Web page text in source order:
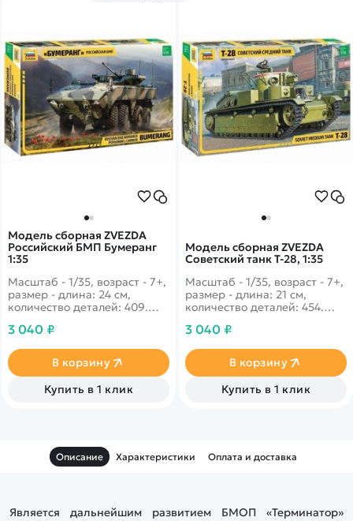
Модель сборная ZVEZDA
Российский БМП Бумеранг
1:35
Масштаб - 1/35, возраст - 7+,
размер - длина: 24 см,
количество деталей: 409.
пушка автоматическая и
боевую машину
невероятной угрозой для
врагов.
3 040 ₽
В корзину
Купить в 1 клик
Модель сборная ZVEZDA
Советский танк Т-28, 1:35
Масштаб - 1/35, возраст - 7+,
размер - длина: 21 см,
количество деталей: 454.
хорошей, для своих
Если присмотреться, то
можно увидеть характерные
отличия от другие танков, а
именно три вращающиеся
3 040 ₽
В корзину
Купить в 1 клик
Описание Характеристики Оплата и доставка
Является дальнейшим развитием БМОП «Терминатор»